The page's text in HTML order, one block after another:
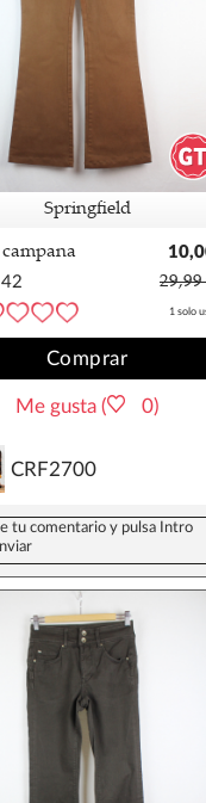
Springfield
campana
42
42 29,99
1 solo
Comprar
Me gusta ( 0)
CRF2700